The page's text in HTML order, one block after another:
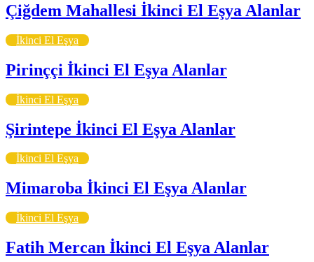
Çiğdem Mahallesi İkinci El Eşya Alanlar
İkinci El Eşya
Pirinççi İkinci El Eşya Alanlar
İkinci El Eşya
Şirintepe İkinci El Eşya Alanlar
İkinci El Eşya
Mimaroba İkinci El Eşya Alanlar
İkinci El Eşya
Fatih Mercan İkinci El Eşya Alanlar